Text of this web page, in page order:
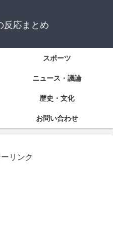
反応まとめ
スポーツ
ニュース・議論
歴史・文化
お問い合わせ
リンク